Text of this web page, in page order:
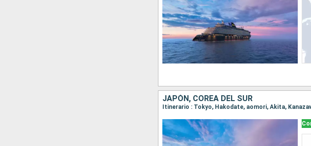
JAPÓN, COREA DEL SUR
Itinerario : Tokyo, Hakodate, aomori, Akita,